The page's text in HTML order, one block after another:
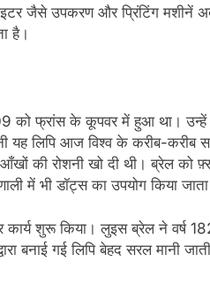
जैसे उपकरण और प्रिंटिंग मशीनें
है।
फ्रांस के कूपवर में हुआ था। उन्हें
यह लिपि आज विश्व के करीब-करीब
की रोशनी खो दी थी। ब्रेल को
में भी डॉट्स का उपयोग किया
शुरू किया। लुइस ब्रेल ने वर्ष
बनाई गई लिपि बेहद सरल मानी